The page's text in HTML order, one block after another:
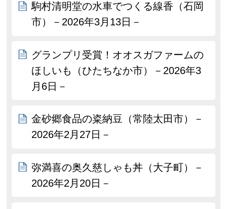
駒村清明堂の水車でつくる線香（石岡
市）－2026年3月13日－
グランプリ受賞！オオスガファームの
ほしいも（ひたちなか市）－2026年3
月6日－
金砂郷食品の粢納豆（常陸太田市）－
2026年2月27日－
弥満喜の奥久慈しゃも丼（大子町）－
2026年2月20日－